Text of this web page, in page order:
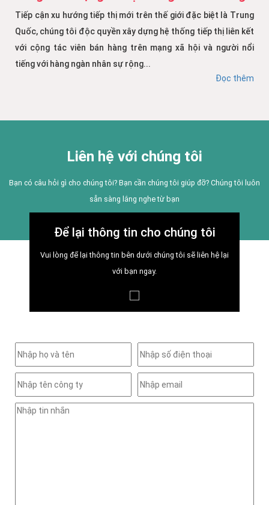
Tiếp cận xu hướng tiếp thị mới trên thế giới đặc biệt là Trung
Quốc, chúng tôi độc quyền xây dựng hệ thống tiếp thị liên kết
với cộng tác viên bán hàng trên mạng xã hội và người nổi
tiếng với hàng ngàn nhân sự rộng...
Đọc thêm
Liên hệ với chúng tôi
Bạn có câu hỏi gì cho chúng tôi? Bạn cần chúng tôi giúp đỡ? Chúng tôi luôn
sẵn sàng lắng nghe từ bạn
Để lại thông tin cho chúng tôi
Vui lòng để lại thông tin bên dưới chúng tôi sẽ liên hệ lại
với bạn ngay.